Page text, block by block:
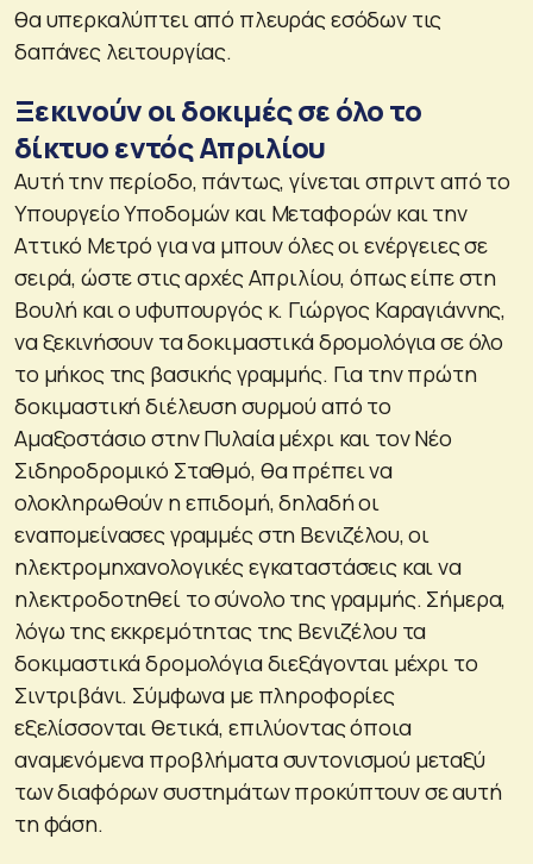
θα υπερκαλύπτει από πλευράς εσόδων τις
δαπάνες λειτουργίας.
Ξεκινούν οι δοκιμές σε όλο το
δίκτυο εντός Απριλίου
Αυτή την περίοδο, πάντως, γίνεται σπριντ από το
Υπουργείο Υποδομών και Μεταφορών και την
Αττικό Μετρό για να μπουν όλες οι ενέργειες σε
σειρά, ώστε στις αρχές Απριλίου, όπως είπε στη
Βουλή και ο υφυπουργός κ. Γιώργος Καραγιάννης,
να ξεκινήσουν τα δοκιμαστικά δρομολόγια σε όλο
το μήκος της βασικής γραμμής. Για την πρώτη
δοκιμαστική διέλευση συρμού από το
Αμαξοστάσιο στην Πυλαία μέχρι και τον Νέο
Σιδηροδρομικό Σταθμό, θα πρέπει να
ολοκληρωθούν η επιδομή, δηλαδή οι
εναπομείνασες γραμμές στη Βενιζέλου, οι
ηλεκτρομηχανολογικές εγκαταστάσεις και να
ηλεκτροδοτηθεί το σύνολο της γραμμής. Σήμερα,
λόγω της εκκρεμότητας της Βενιζέλου τα
δοκιμαστικά δρομολόγια διεξάγονται μέχρι το
Σιντριβάνι. Σύμφωνα με πληροφορίες
εξελίσσονται θετικά, επιλύοντας όποια
αναμενόμενα προβλήματα συντονισμού μεταξύ
των διαφόρων συστημάτων προκύπτουν σε αυτή
τη φάση.